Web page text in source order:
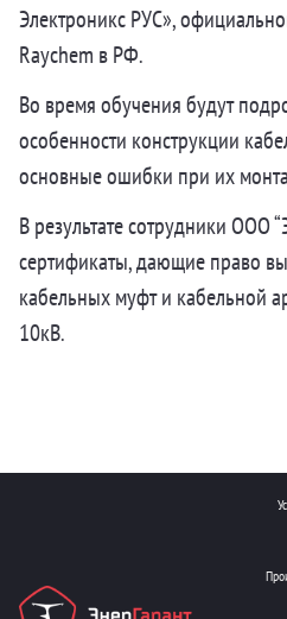
Электроникс РУС»,
Raychem в РФ.
Во время обучения будут
особенности конструкции
основные ошибки при их
В результате сотрудники ООО
сертификаты, дающие право
кабельных муфт и кабельной
10кВ.